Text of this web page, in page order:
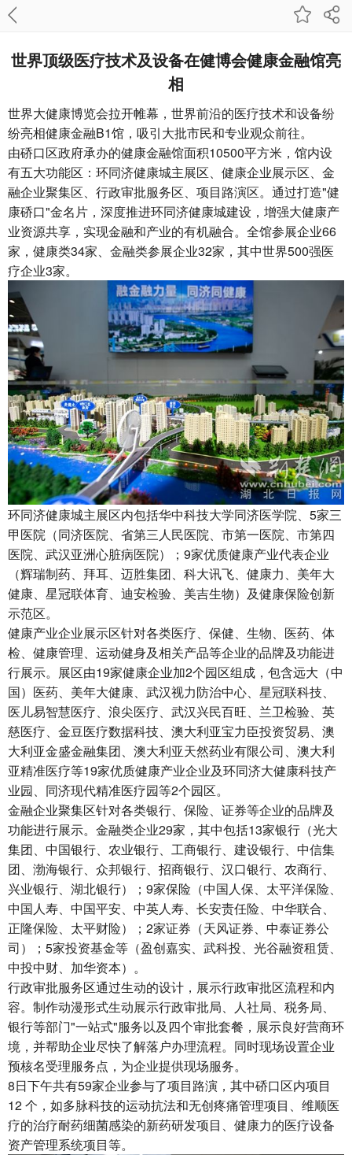
世界顶级医疗技术及设备在健博会健康金融馆亮
相
世界大健康博览会拉开帷幕，世界前沿的医疗技术和设备纷
纷亮相健康金融B1馆，吸引大批市民和专业观众前往。
由硚口区政府承办的健康金融馆面积10500平方米，馆内设
有五大功能区：环同济健康城主展区、健康企业展示区、金
融企业聚集区、行政审批服务区、项目路演区。通过打造"健
康硚口"金名片，深度推进环同济健康城建设，增强大健康产
业资源共享，实现金融和产业的有机融合。全馆参展企业66
家，健康类34家、金融类参展企业32家，其中世界500强医
疗企业3家。
环同济健康城主展区内包括华中科技大学同济医学院、5家三
甲医院（同济医院、省第三人民医院、市第一医院、市第四
医院、武汉亚洲心脏病医院）；9家优质健康产业代表企业
（辉瑞制药、拜耳、迈胜集团、科大讯飞、健康力、美年大
健康、星冠联体育、迪安检验、美吉生物）及健康保险创新
示范区。
健康产业企业展示区针对各类医疗、保健、生物、医药、体
检、健康管理、运动健身及相关产品等企业的品牌及功能进
行展示。展区由19家健康企业加2个园区组成，包含远大（中
国）医药、美年大健康、武汉视力防治中心、星冠联科技、
医儿易智慧医疗、浪尖医疗、武汉兴民百旺、兰卫检验、英
慈医疗、金豆医疗数据科技、澳大利亚宝力臣投资贸易、澳
大利亚金盛金融集团、澳大利亚天然药业有限公司、澳大利
亚精准医疗等19家优质健康产业企业及环同济大健康科技产
业园、同济现代精准医疗园等2个园区。
金融企业聚集区针对各类银行、保险、证券等企业的品牌及
功能进行展示。金融类企业29家，其中包括13家银行（光大
集团、中国银行、农业银行、工商银行、建设银行、中信集
团、渤海银行、众邦银行、招商银行、汉口银行、农商行、
兴业银行、湖北银行）；9家保险（中国人保、太平洋保险、
中国人寿、中国平安、中英人寿、长安责任险、中华联合、
正隆保险、太平财险）；2家证券（天风证券、中泰证券公
司）；5家投资基金等（盈创嘉实、武科投、光谷融资租赁、
中投中财、加华资本）。
行政审批服务区通过生动的设计，展示行政审批区流程和内
容。制作动漫形式生动展示行政审批局、人社局、税务局、
银行等部门"一站式"服务以及四个审批套餐，展示良好营商环
境，并帮助企业尽快了解落户办理流程。同时现场设置企业
预核名受理服务点，为企业提供现场服务。
8日下午共有59家企业参与了项目路演，其中硚口区内项目
12 个，如多脉科技的运动抗法和无创疼痛管理项目、维顺医
疗的治疗耐药细菌感染的新药研发项目、健康力的医疗设备
资产管理系统项目等。